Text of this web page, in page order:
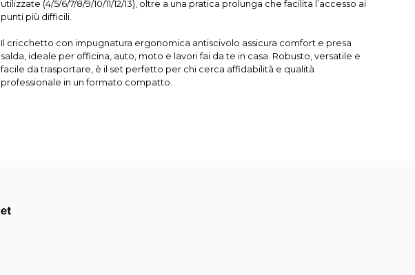
utilizzate (4/5/6/7/8/9/10/11/12/13), oltre a una pratica prolunga che facilita l’accesso ai
punti più difficili.
Il cricchetto con impugnatura ergonomica antiscivolo assicura comfort e presa
salda, ideale per officina, auto, moto e lavori fai da te in casa. Robusto, versatile e
facile da trasportare, è il set perfetto per chi cerca affidabilità e qualità
professionale in un formato compatto.